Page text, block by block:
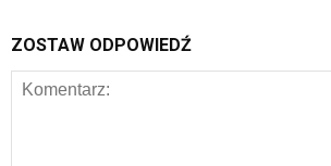
ZOSTAW ODPOWIEDŹ